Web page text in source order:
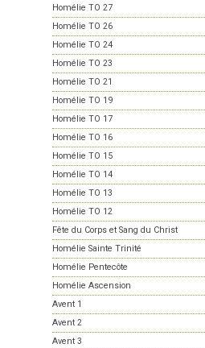
Homélie TO 27
Homélie TO 26
Homélie TO 24
Homélie TO 23
Homélie TO 21
Homélie TO 19
Homélie TO 17
Homélie TO 16
Homélie TO 15
Homélie TO 14
Homélie TO 13
Homélie TO 12
Fête du Corps et Sang du Christ
Homélie Sainte Trinité
Homélie Pentecôte
Homélie Ascension
Avent 1
Avent 2
Avent 3